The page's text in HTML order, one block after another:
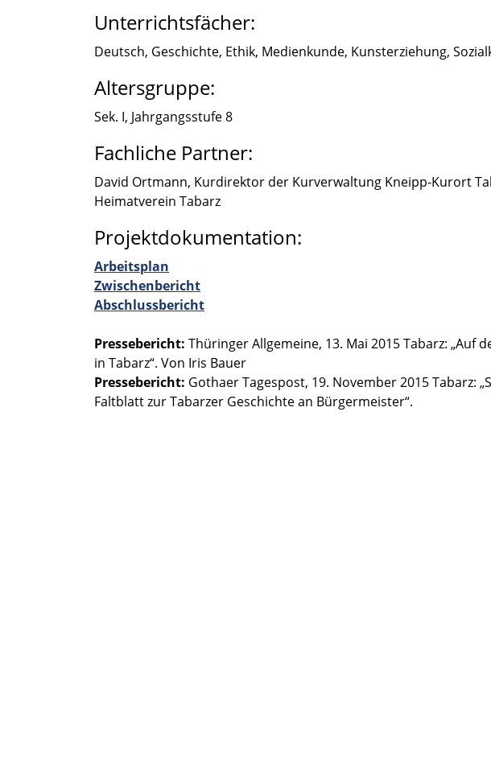
Unterrichtsfächer:
Deutsch, Geschichte, Ethik, Medien­kunde, Kunst­er­zie­hung,
Altersgruppe:
Sek. I, Jahrgangs­stufe 8
Fachliche Partner:
David Ortmann, Kurdi­rek­tor der Kurver­wal­tung Kneipp-Kurort
Heimat­ver­ein Tabarz
Projektdokumentation:
Arbeits­plan
Zwischen­be­richt
Abschluss­be­richt
Presse­be­richt: Thürin­ger Allge­meine, 13. Mai 2015 Tabarz: „Auf
in Tabarz“. Von Iris Bauer
Presse­be­richt: Gothaer Tages­post, 19. Novem­ber 2015 Tabarz:
Faltblatt zur Tabar­zer Geschichte an Bürger­meis­ter“.